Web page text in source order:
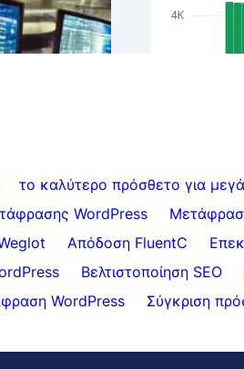
για
με το FluentC
το καλύτερο πρόσθετο για
WordPress
Απόδοση FluentC
Βελτιστοποίηση SEO
WordPress Σύγκριση